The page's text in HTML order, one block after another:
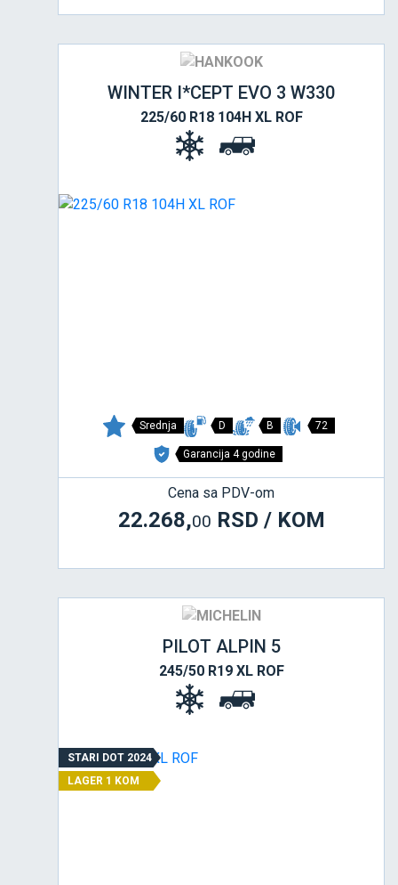
WINTER I*CEPT EVO 3 W330
225/60 R18 104H XL ROF
Srednja D B 72
Garancija 4 godine
Cena sa PDV-om
22.268,00 RSD / KOM
PILOT ALPIN 5
245/50 R19 XL ROF
STARI DOT 2024
LAGER 1 KOM